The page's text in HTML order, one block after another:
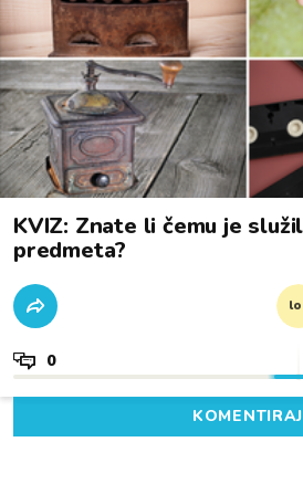
KVIZ: Znate li čemu je
predmeta?
0
KOMENTIRAJ